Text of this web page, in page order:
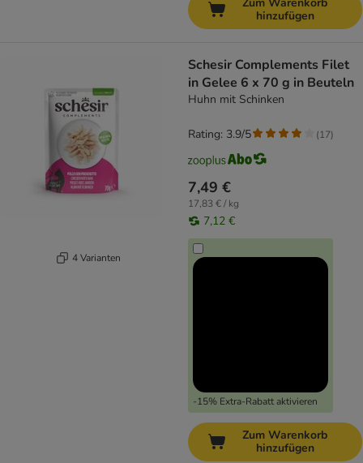
hinzufügen
4 Varianten
Schesir Complements Filet
in Gelee 6 x 70 g in Beuteln
Huhn mit Schinken
7,49 €
17,83 € / kg
7,12 €
-15% Extra-Rabatt aktivieren
Rating: 3.9/5 (17)
Zum Warenkorb
hinzufügen